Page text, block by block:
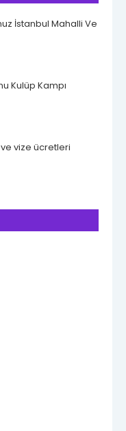
İstanbul Mahalli Ve
Kulüp Kampı
ve vize ücretleri